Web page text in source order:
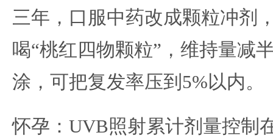
三年，口服中药改成颗粒冲剂
喝“桃红四物颗粒”，维持量减
涂，可把复发率压到5%以内。
怀孕：UVB照射累计剂量控制